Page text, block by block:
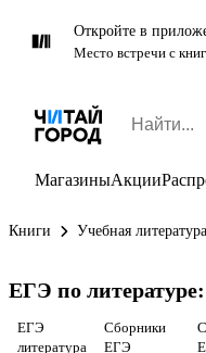
Откройте в
Место встречи с
МагазиныАкции
Книги Учебная литература
ЕГЭ по
ЕГЭ
литература
Сборники
ЕГЭ